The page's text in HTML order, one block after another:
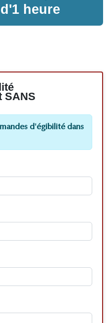
heure
SANS
d'égibilité dans